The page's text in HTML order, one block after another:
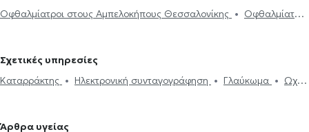
Οφθαλμίατροι στους Αμπελοκήπους Θεσσαλονίκης
Οφθαλμίατροι
Σχετικές υπηρεσίες
Καταρράκτης
Ηλεκτρονική συνταγογράφηση Γλαύκωμα
Ωχρά
Άρθρα υγείας